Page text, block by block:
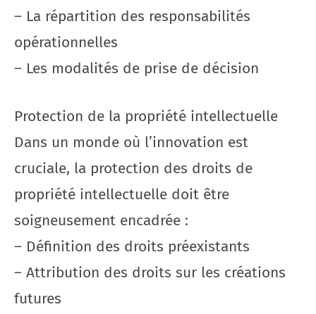
– La répartition des responsabilités
opérationnelles
– Les modalités de prise de décision
Protection de la propriété intellectuelle
Dans un monde où l’innovation est
cruciale, la protection des droits de
propriété intellectuelle doit être
soigneusement encadrée :
– Définition des droits préexistants
– Attribution des droits sur les créations
futures